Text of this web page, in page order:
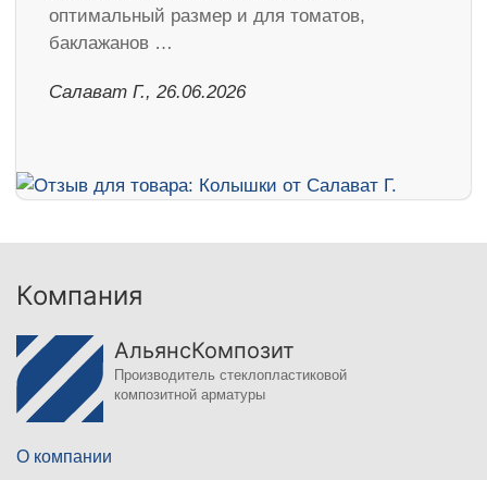
оптимальный размер и для томатов,
баклажанов …
Салават Г., 26.06.2026
Компания
АльянсКомпозит
Производитель стеклопластиковой
композитной арматуры
О компании